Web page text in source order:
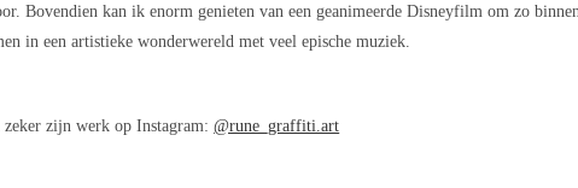
Bovendien kan ik enorm genieten van een geanimeerde Disneyfilm om zo
in een artistieke wonderwereld met veel epische muziek.
zeker zijn werk op Instagram:@rune_graffiti.art